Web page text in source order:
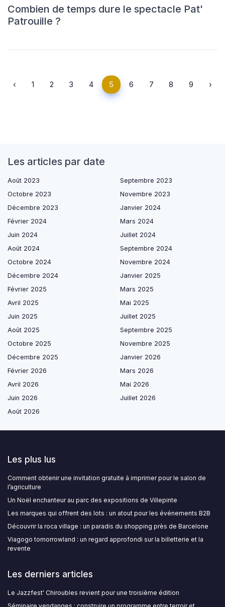
Combien de temps dure le spectacle Pat'
Patrouille ?
‹ 1 2 3 4 5 6 7 8 9 ›
Les articles par date
Août 2023
Septembre 2023
Octobre 2023
Novembre 2023
Décembre 2023
Janvier 2024
Février 2024
Mars 2024
Juin 2024
Juillet 2024
Août 2024
Septembre 2024
Octobre 2024
Novembre 2024
Décembre 2024
Janvier 2025
Février 2025
Mars 2025
Avril 2025
Mai 2025
Juin 2025
Juillet 2025
Août 2025
Septembre 2025
Octobre 2025
Novembre 2025
Décembre 2025
Janvier 2026
Février 2026
Mars 2026
Avril 2026
Mai 2026
Juin 2026
Juillet 2026
Août 2026
Les plus lus
Comment obtenir une invitation gratuite à imprimer pour le salon de
l’agriculture
Un Noël enchanteur au parc des expositions de Villepinte
Les marques qui offrent des lots : un atout pour les événements B2B
Découvrir la roca village : un paradis du shopping près de Barcelone
Viagogo tomorrowland : un regard approfondi sur la billetterie et la
revente
Les derniers articles
Le Jazzfest' Chiroubles revient pour une troisième édition